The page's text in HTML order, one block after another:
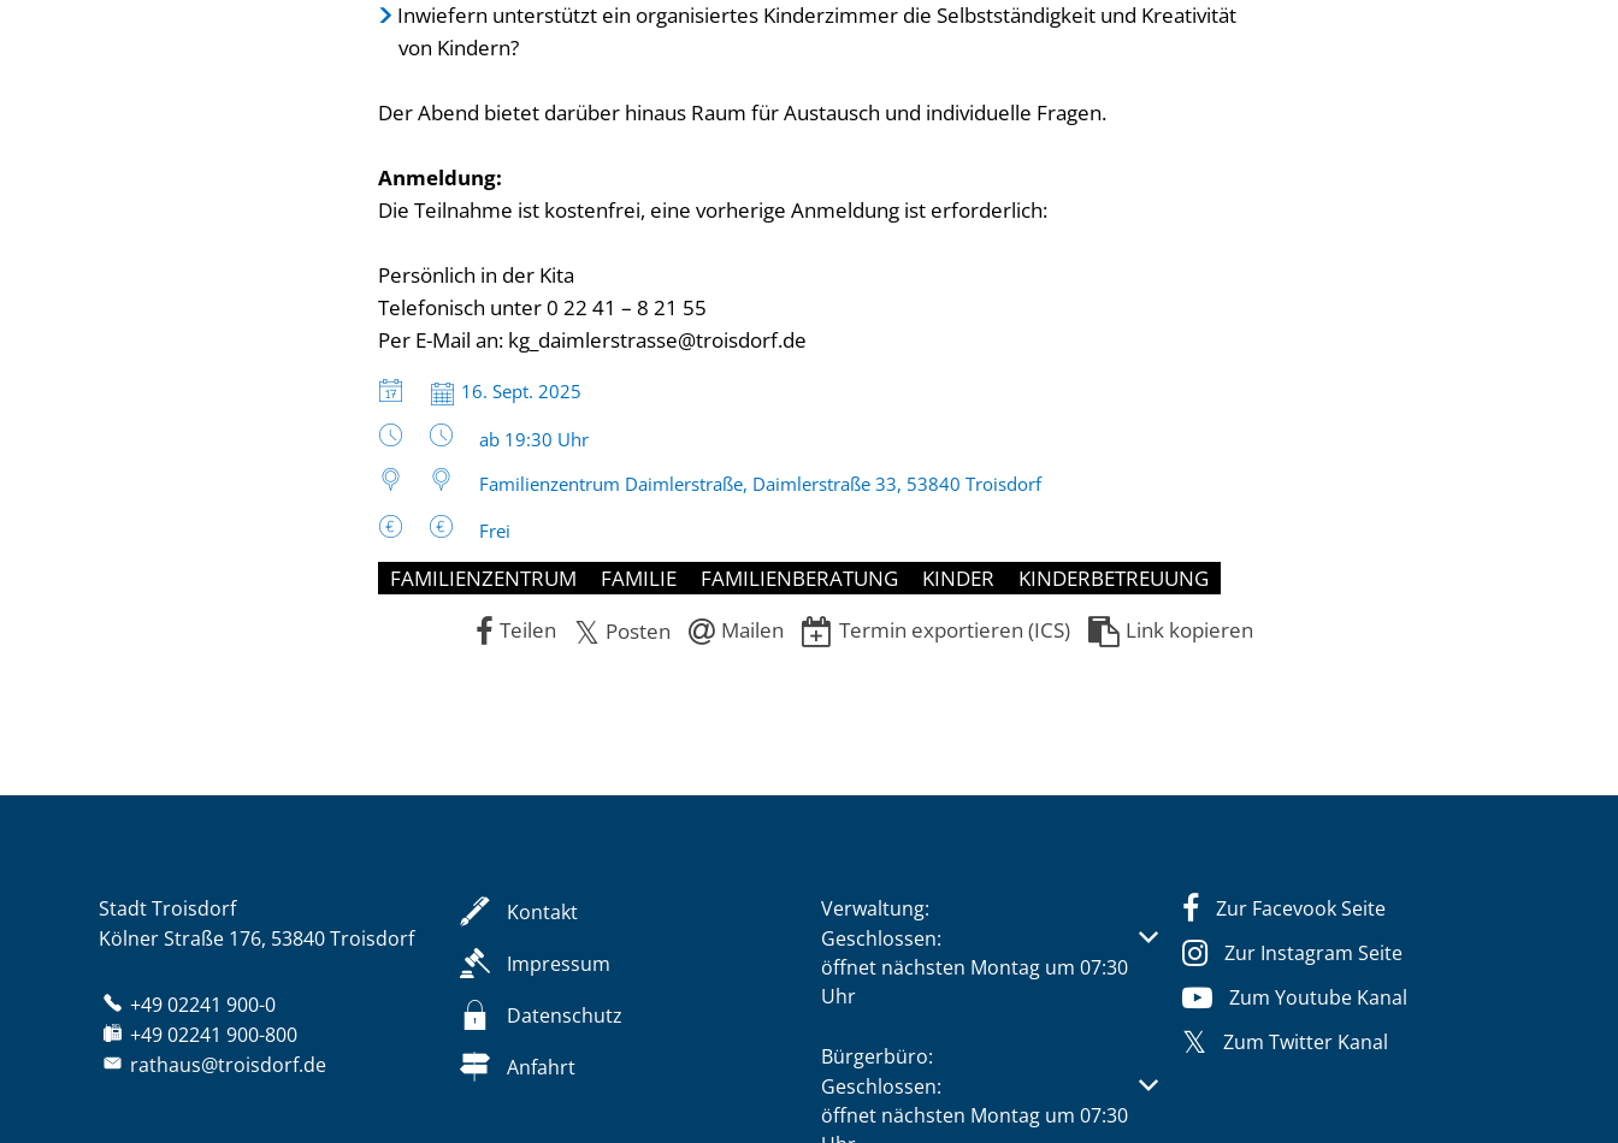
Inwiefern unterstützt ein organisiertes Kinderzimmer die Selbstständigkeit und Kreativität
von Kindern?
Der Abend bietet darüber hinaus Raum für Austausch und individuelle Fragen.
Anmeldung:
Die Teilnahme ist kostenfrei, eine vorherige Anmeldung ist erforderlich:
Persönlich in der Kita
Telefonisch unter 0 22 41 – 8 21 55
Per E-Mail an: kg_daimlerstrasse@troisdorf.de
Datum:
16. Sept. 2025
Uhrzeit:
ab 19:30 Uhr
Familienzentrum Daimlerstraße, Daimlerstraße 33, 53840 Troisdorf
Frei
FAMILIENZENTRUM FAMILIE FAMILIENBERATUNG KINDER
KINDERBETREUUNG
Teilen
Posten Mailen Termin exportieren (ICS) Link kopieren
Stadt Troisdorf
Kölner Straße 176, 53840 Troisdorf
+49 02241 900-0
+49 02241 900-800
rathaus@troisdorf.de
Kontakt
Impressum
Datenschutz
Anfahrt
Verwaltung:
Klicken, um weitere Öffnungs- oder Schließzeiten auszublenden
Geschlossen:
öffnet nächsten Montag um 07:30
Uhr
Bürgerbüro:
Klicken, um weitere Öffnungs- oder Schließzeiten auszublenden
Geschlossen:
öffnet nächsten Montag um 07:30
Zur Facevook Seite
Zur Instagram Seite
Zum Youtube Kanal
Zum Twitter Kanal